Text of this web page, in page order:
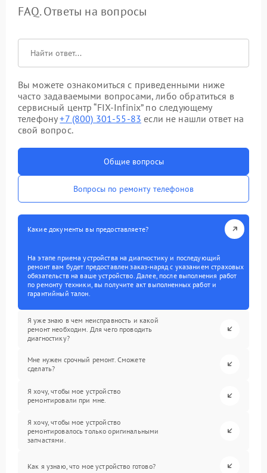
FAQ. Ответы на вопросы
Вы можете ознакомиться с приведенными ниже
часто задаваемыми вопросами, либо обратиться в
сервисный центр “FIX-Infinix” по следующему
телефону+7 (800) 301-55-83 если не нашли ответ на
свой вопрос.
Общие вопросы
Вопросы по ремонту телефонов
Какие документы вы предоставляете?
На этапе приема устройства на диагностику и последующий
ремонт вам будет предоставлен заказ-наряд с указанием страховых
обязательств на ваше устройство. Далее, после выполнения работ
по ремонту техники, вы получите акт выполненных работ и
гарантийный талон.
Я уже знаю в чем неисправность и какой
ремонт необходим. Для чего проводить
диагностику?
Мне нужен срочный ремонт. Сможете
сделать?
Я хочу, чтобы мое устройство
ремонтировали при мне.
Я хочу, чтобы мое устройство
ремонтировалось только оригинальными
запчастями.
Как я узнаю, что мое устройство готово?